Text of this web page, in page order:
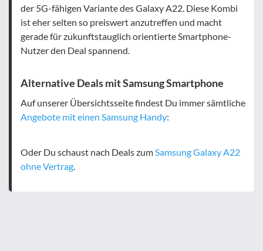
der 5G-fähigen Variante des Galaxy A22. Diese Kombi
ist eher selten so preiswert anzutreffen und macht
gerade für zukunftstauglich orientierte Smartphone-
Nutzer den Deal spannend.
Alternative Deals mit Samsung Smartphone
Auf unserer Übersichtsseite findest Du immer sämtliche
Angebote mit einen Samsung Handy:
Oder Du schaust nach Deals zumSamsung Galaxy A22
ohne Vertrag.